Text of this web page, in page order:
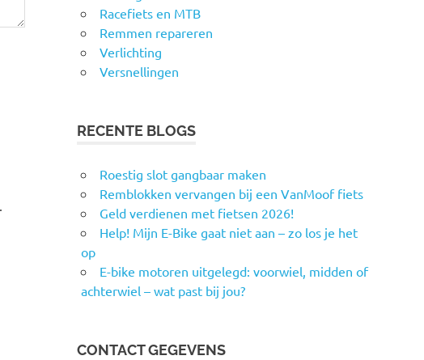
Racefiets en MTB
Remmen repareren
Verlichting
Versnellingen
RECENTE BLOGS
Roestig slot gangbaar maken
Remblokken vervangen bij een VanMoof fiets
Geld verdienen met fietsen 2026!
Help! Mijn E-Bike gaat niet aan – zo los je het
op
E-bike motoren uitgelegd: voorwiel, midden of
achterwiel – wat past bij jou?
CONTACT GEGEVENS